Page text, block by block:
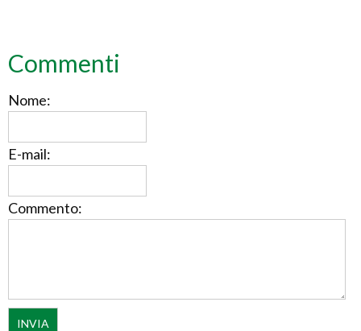
Commenti
Nome:
E-mail:
Commento: